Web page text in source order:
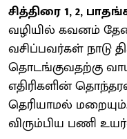
சித்திரை 1, 2,
வழியில் கவனம்
வசிப்பவர்கள் நாடு
தொடங்குவதற்கு
எதிரிகளின்
தெரியாமல்
விரும்பிய பணி